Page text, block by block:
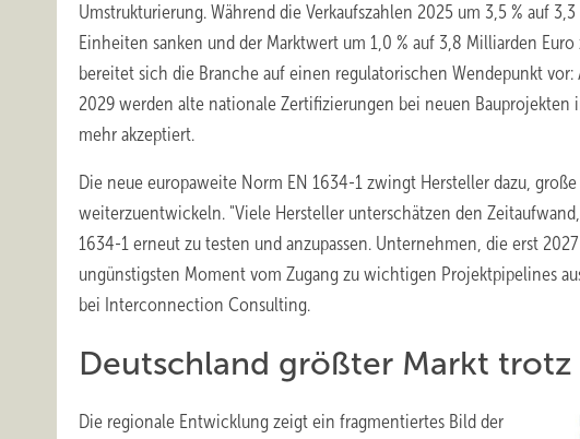
Umstrukturierung. Während die Verkaufszahlen 2025 um 3,5 % auf
Einheiten sanken und der Marktwert um 1,0 % auf 3,8 Milliarden Euro
bereitet sich die Branche auf einen regulatorischen Wendepunkt vor:
2029 werden alte nationale Zertifizierungen bei neuen Bauprojekten
mehr akzeptiert.
Die neue europaweite Norm EN 1634-1 zwingt Hersteller dazu,
weiterzuentwickeln. "Viele Hersteller unterschätzen den
1634-1 erneut zu testen und anzupassen. Unternehmen, die erst
ungünstigsten Moment vom Zugang zu wichtigen Projektpipelines
bei Interconnection Consulting.
Deutschland größter Markt trotz
Die regionale Entwicklung zeigt ein fragmentiertes Bild der